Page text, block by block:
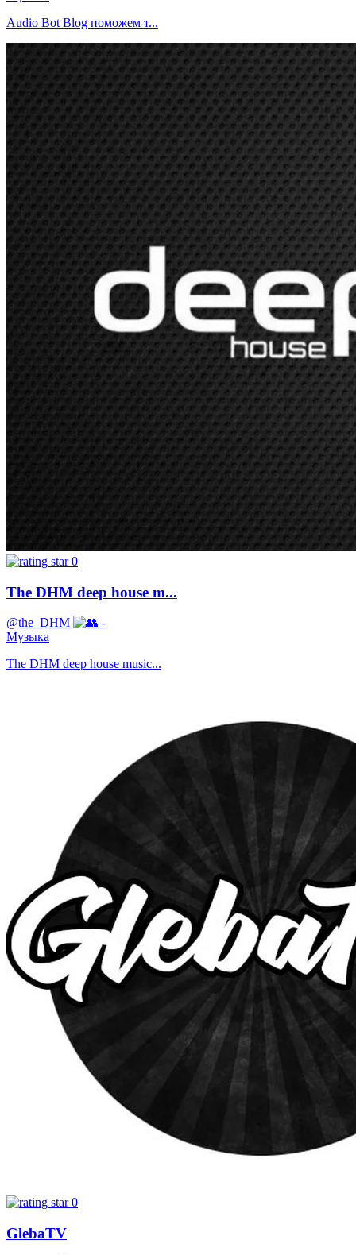
Audio Bot Blog поможем т...
0
The DHM deep house m...
@the_DHM
-
Музыка
The DHM deep house music...
0
GlebaTV